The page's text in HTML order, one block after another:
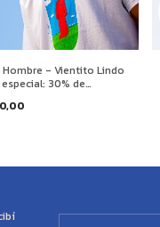
Hombre - Vientito Lindo
30% de
en el carrito de